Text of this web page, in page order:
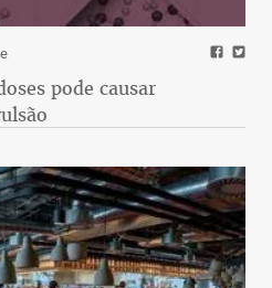
pode causar